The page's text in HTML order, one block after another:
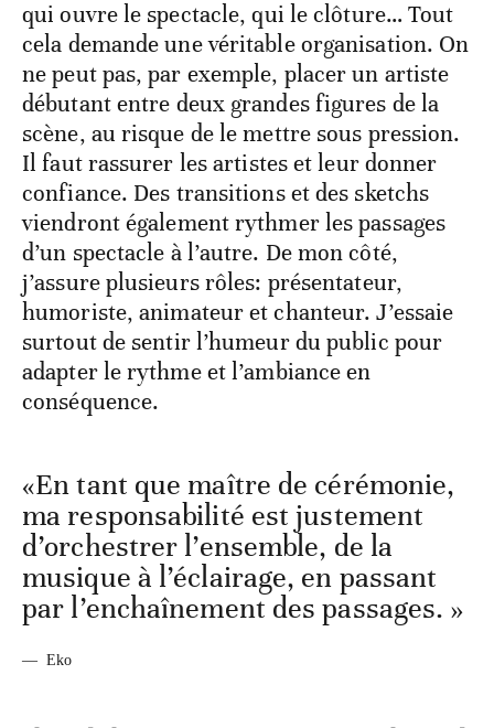
qui ouvre le spectacle, qui le clôture… Tout
cela demande une véritable organisation. On
ne peut pas, par exemple, placer un artiste
débutant entre deux grandes figures de la
scène, au risque de le mettre sous pression.
Il faut rassurer les artistes et leur donner
confiance. Des transitions et des sketchs
viendront également rythmer les passages
d’un spectacle à l’autre. De mon côté,
j’assure plusieurs rôles: présentateur,
humoriste, animateur et chanteur. J’essaie
surtout de sentir l’humeur du public pour
adapter le rythme et l’ambiance en
conséquence.
«En tant que maître de cérémonie,
ma responsabilité est justement
d’orchestrer l’ensemble, de la
musique à l’éclairage, en passant
par l’enchaînement des passages. »
— Eko